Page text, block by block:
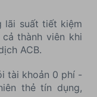
lãi suất tiết kiệm
thành viên khi
ACB.
tài khoản 0 phí -
thẻ tín dụng,